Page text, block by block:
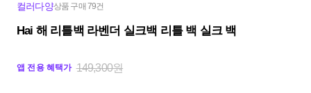
컬러다양상품 구매 79건
Hai 해 리틀백 라벤더 실크백 리틀 백 실크 백
앱 전용 혜택가 149,300원